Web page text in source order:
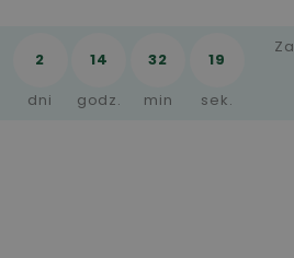
2 14 32
18
dni
godz. min sek.